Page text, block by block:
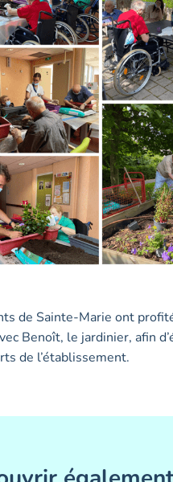
de Sainte-Marie ont
Benoît, le jardinier, afin
de l’établissement.